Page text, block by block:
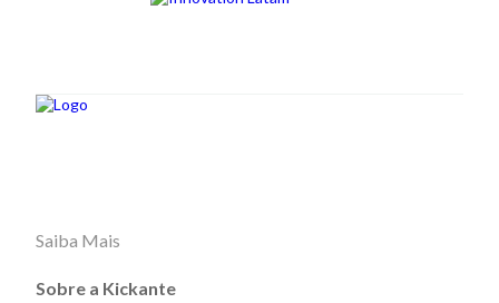
Saiba Mais
Sobre a Kickante